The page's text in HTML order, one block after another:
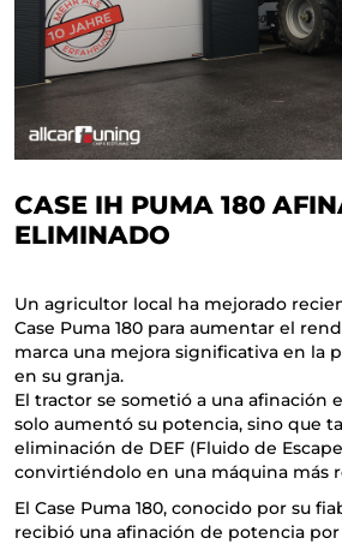
CASE IH PUMA 180
ELIMINADO
Un agricultor local ha mejorado
Case Puma 180 para aumentar el
marca una mejora significativa en la
en su granja.
El tractor se sometió a una afinación
solo aumentó su potencia, sino que
eliminación de DEF (Fluido de
convirtiéndolo en una máquina más
El Case Puma 180, conocido por su
recibió una afinación de potencia